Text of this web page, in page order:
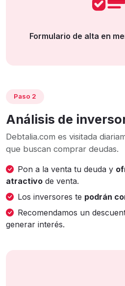
Formulario de alta en
Paso 2
Análisis de
Debtalia.com es visitada
que buscan comprar deudas.
Pon a la venta tu deuda y
atractivo de venta.
Los inversores te podrán
Recomendamos un
generar interés.